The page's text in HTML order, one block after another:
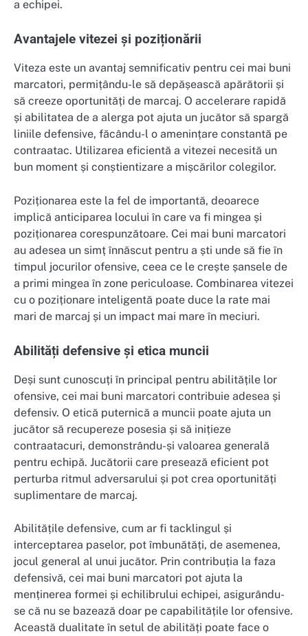
a echipei.
Avantajele vitezei și poziționării
Viteza este un avantaj semnificativ pentru cei mai buni
marcatori, permițându-le să depășească apărătorii și
să creeze oportunități de marcaj. O accelerare rapidă
și abilitatea de a alerga pot ajuta un jucător să spargă
liniile defensive, făcându-l o amenințare constantă pe
contraatac. Utilizarea eficientă a vitezei necesită un
bun moment și conștientizare a mișcărilor colegilor.
Poziționarea este la fel de importantă, deoarece
implică anticiparea locului în care va fi mingea și
poziționarea corespunzătoare. Cei mai buni marcatori
au adesea un simț înnăscut pentru a ști unde să fie în
timpul jocurilor ofensive, ceea ce le crește șansele de
a primi mingea în zone periculoase. Combinarea vitezei
cu o poziționare inteligentă poate duce la rate mai
mari de marcaj și un impact mai mare în meciuri.
Abilități defensive și etica muncii
Deși sunt cunoscuți în principal pentru abilitățile lor
ofensive, cei mai buni marcatori contribuie adesea și
defensiv. O etică puternică a muncii poate ajuta un
jucător să recupereze posesia și să inițieze
contraatacuri, demonstrându-și valoarea generală
pentru echipă. Jucătorii care presează eficient pot
perturba ritmul adversarului și pot crea oportunități
suplimentare de marcaj.
Abilitățile defensive, cum ar fi tacklingul și
interceptarea paselor, pot îmbunătăți, de asemenea,
jocul general al unui jucător. Prin contribuția la faza
defensivă, cei mai buni marcatori pot ajuta la
menținerea formei și echilibrului echipei, asigurându-
se că nu se bazează doar pe capabilitățile lor ofensive.
Această dualitate în setul de abilități poate face o